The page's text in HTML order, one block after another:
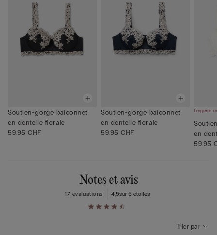
Soutien-gorge balconnet
en dentelle florale
59.95 CHF
Soutien-gorge balconnet
en dentelle florale
59.95 CHF
Lingerie
en
59.95
Notes et avis
4,5sur 5 étoiles
17 évaluations
Trier par